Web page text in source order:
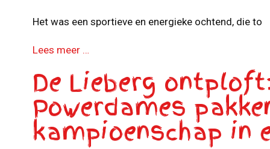
Het was een sportieve en energieke ochtend, die to
Lees meer …
De Lieberg
Powerdames
kampioenschap in